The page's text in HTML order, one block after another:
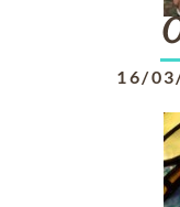
16/